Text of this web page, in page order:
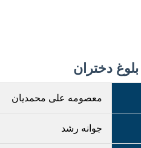
دختران
معصومه علی محمدیان
جوانه رشد